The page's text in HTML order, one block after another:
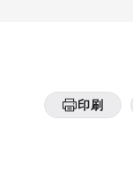
印刷